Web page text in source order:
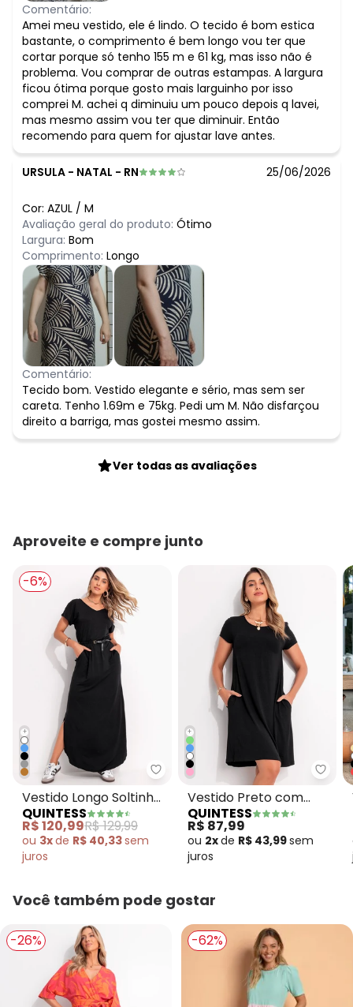
Comentário:
Amei meu vestido, ele é lindo. O tecido é bom estica
bastante, o comprimento é bem longo vou ter que
cortar porque só tenho 155 m e 61 kg, mas isso não é
problema. Vou comprar de outras estampas. A largura
ficou ótima porque gosto mais larguinho por isso
comprei M. achei q diminuiu um pouco depois q lavei,
mas mesmo assim vou ter que diminuir. Então
recomendo para quem for ajustar lave antes.
URSULA - NATAL - RN 25/06/2026
Cor: AZUL / M
Avaliação geral do produto: Ótimo
Largura: Bom
Comprimento: Longo
Comentário:
Tecido bom. Vestido elegante e sério, mas sem ser
careta. Tenho 1.69m e 75kg. Pedi um M. Não disfarçou
direito a barriga, mas gostei mesmo assim.
Ver todas as avaliações
Aproveite e compre junto
-6%
+
Quintess - Vestido Longo
Vestido Longo Soltinho
com Fenda Preto
QUINTESS
R$ 120,99R$ 129,99
ou 3xde R$ 40,33sem
juros
+
Vestido Preto com
Bolsos e Mangas
Curtas
QUINTESS
R$ 87,99
ou 2xde R$ 43,99sem
juros
Você também pode gostar
-26% -62%